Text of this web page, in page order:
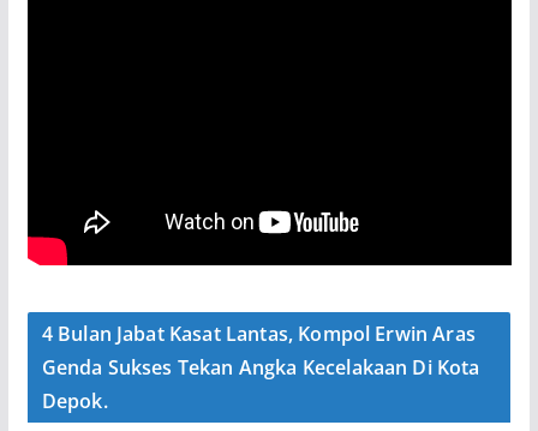
4 Bulan Jabat Kasat Lantas, Kompol Erwin Aras
Genda Sukses Tekan Angka Kecelakaan Di Kota
Depok.